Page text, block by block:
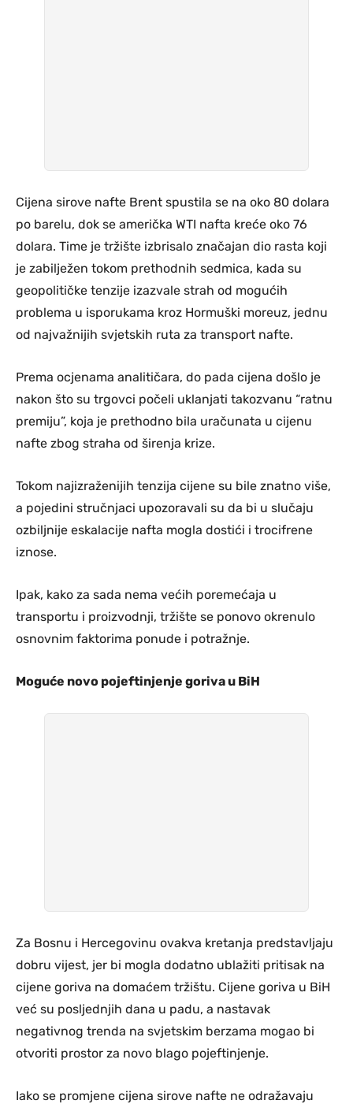
Cijena sirove nafte Brent spustila se na oko 80 dolara
po barelu, dok se američka WTI nafta kreće oko 76
dolara. Time je tržište izbrisalo značajan dio rasta koji
je zabilježen tokom prethodnih sedmica, kada su
geopolitičke tenzije izazvale strah od mogućih
problema u isporukama kroz Hormuški moreuz, jednu
od najvažnijih svjetskih ruta za transport nafte.
Prema ocjenama analitičara, do pada cijena došlo je
nakon što su trgovci počeli uklanjati takozvanu “ratnu
premiju”, koja je prethodno bila uračunata u cijenu
nafte zbog straha od širenja krize.
Tokom najizraženijih tenzija cijene su bile znatno više,
a pojedini stručnjaci upozoravali su da bi u slučaju
ozbiljnije eskalacije nafta mogla dostići i trocifrene
iznose.
Ipak, kako za sada nema većih poremećaja u
transportu i proizvodnji, tržište se ponovo okrenulo
osnovnim faktorima ponude i potražnje.
Moguće novo pojeftinjenje goriva u BiH
Za Bosnu i Hercegovinu ovakva kretanja predstavljaju
dobru vijest, jer bi mogla dodatno ublažiti pritisak na
cijene goriva na domaćem tržištu. Cijene goriva u BiH
već su posljednjih dana u padu, a nastavak
negativnog trenda na svjetskim berzama mogao bi
otvoriti prostor za novo blago pojeftinjenje.
Iako se promjene cijena sirove nafte ne odražavaju